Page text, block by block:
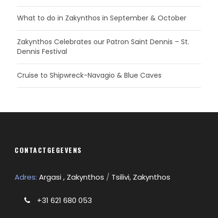
What to do in Zakynthos in September & October
Zakynthos Celebrates our Patron Saint Dennis – St.
Dennis Festival
Cruise to Shipwreck-Navagio & Blue Caves
CONTACTGEGEVENS
Adres: Argasi , Zakynthos / Tsilivi, Zakynthos
+31 621 680 053